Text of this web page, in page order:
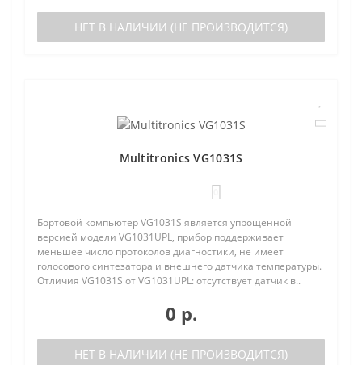
НЕТ В НАЛИЧИИ (НЕ ПРОИЗВОДИТСЯ)
Multitronics VG1031S
Бортовой компьютер VG1031S является упрощенной
версией модели VG1031UPL, прибор поддерживает
меньшее число протоколов диагностики, не имеет
голосового синтезатора и внешнего датчика температуры.
Отличия VG1031S от VG1031UPL: отсутствует датчик в..
0 р.
НЕТ В НАЛИЧИИ (НЕ ПРОИЗВОДИТСЯ)